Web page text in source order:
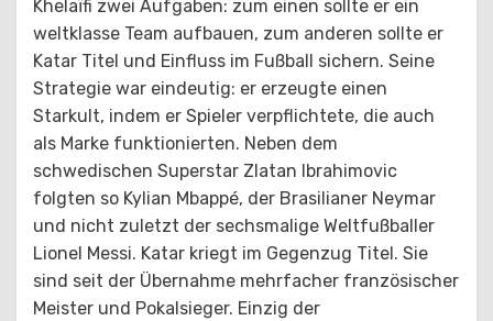
Khelaïfi zwei Aufgaben: zum einen sollte er ein
weltklasse Team aufbauen, zum anderen sollte er
Katar Titel und Einfluss im Fußball sichern. Seine
Strategie war eindeutig: er erzeugte einen
Starkult, indem er Spieler verpflichtete, die auch
als Marke funktionierten. Neben dem
schwedischen Superstar Zlatan Ibrahimovic
folgten so Kylian Mbappé, der Brasilianer Neymar
und nicht zuletzt der sechsmalige Weltfußballer
Lionel Messi. Katar kriegt im Gegenzug Titel. Sie
sind seit der Übernahme mehrfacher französischer
Meister und Pokalsieger. Einzig der